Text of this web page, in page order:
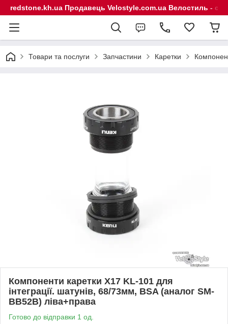
redstone.kh.ua Продавець Velostyle.com.ua Велостиль -
Товари та послуги Запчастини Каретки
Компоненти каретки X17 KL-101 для
інтеграції. шатунів, 68/73мм, BSA (аналог SM-
BB52B) ліва+права
Готово до відправки 1 од.